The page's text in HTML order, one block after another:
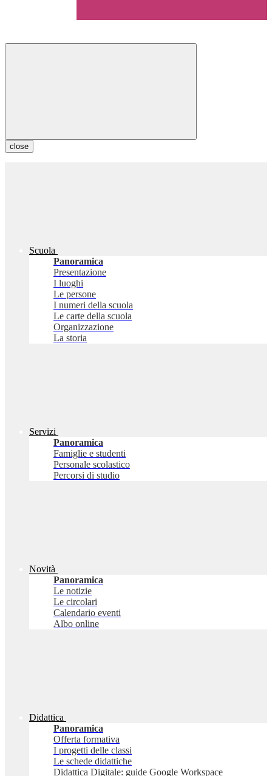
close
Scuola
Panoramica
Presentazione
I luoghi
Le persone
I numeri della scuola
Le carte della scuola
Organizzazione
La storia
Servizi
Panoramica
Famiglie e studenti
Personale scolastico
Percorsi di studio
Novità
Panoramica
Le notizie
Le circolari
Calendario eventi
Albo online
Didattica
Panoramica
Offerta formativa
I progetti delle classi
Le schede didattiche
Didattica Digitale: guide Google Workspace